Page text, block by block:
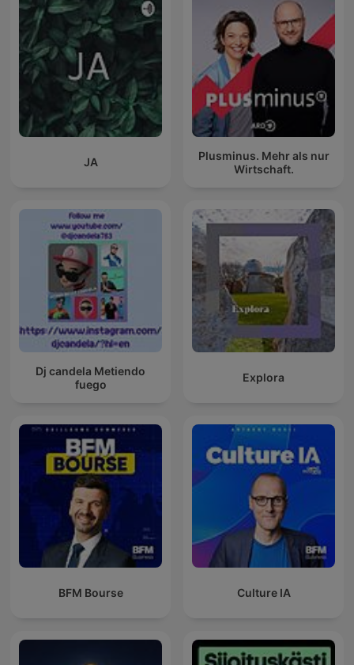
JA
Plusminus. Mehr als nur
Wirtschaft.
Dj candela Metiendo
fuego
Explora
BFM Bourse Culture IA